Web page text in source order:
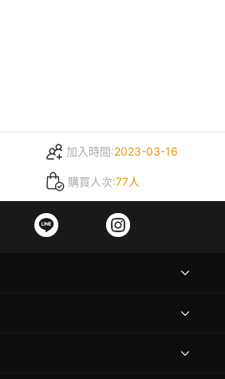
加入時間:2023-03-16
購買人次:77人